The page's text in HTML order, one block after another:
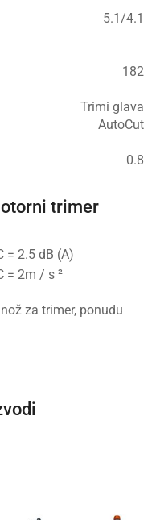
5.1/4.1
182
Trimi glava
AutoCut
0.8
trimer
= 2.5 dB (A)
= 2m / s ²
za trimer, ponudu